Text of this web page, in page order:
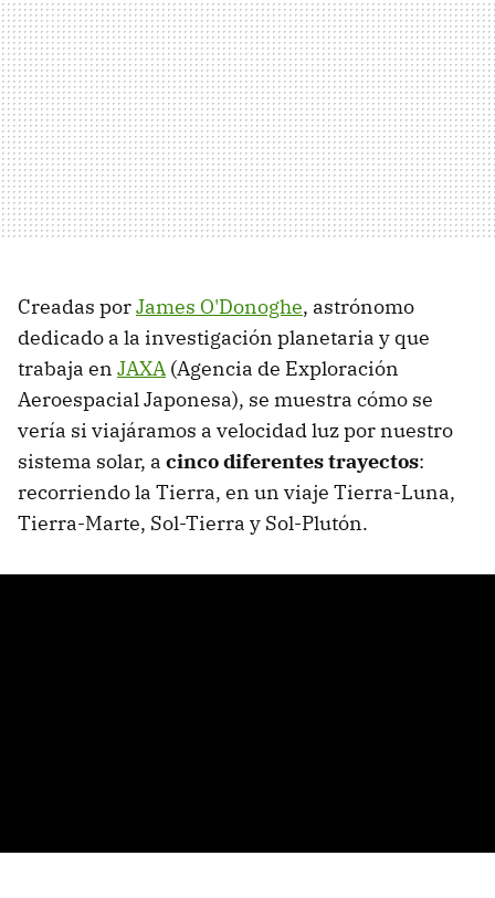
Creadas porJames O'Donoghe, astrónomo
dedicado a la investigación planetaria y que
trabaja en JAXA (Agencia de Exploración
Aeroespacial Japonesa), se muestra cómo se
vería si viajáramos a velocidad luz por nuestro
sistema solar, a cinco diferentes trayectos:
recorriendo la Tierra, en un viaje Tierra-Luna,
Tierra-Marte, Sol-Tierra y Sol-Plutón.